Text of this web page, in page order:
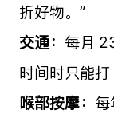
折好物。”
交通： 每月
时间时只能
喉部按摩：